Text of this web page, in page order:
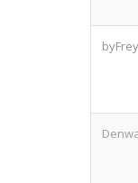
byFrey